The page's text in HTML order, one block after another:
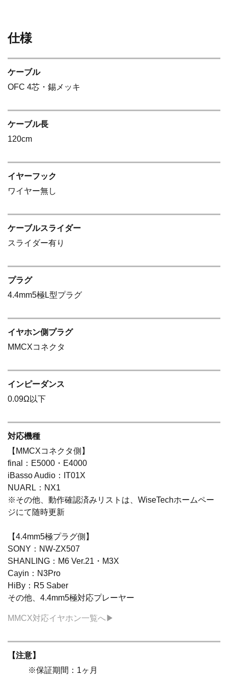
仕様
ケーブル
OFC 4芯・錫メッキ
ケーブル長
120cm
イヤーフック
ワイヤー無し
ケーブルスライダー
スライダー有り
プラグ
4.4mm5極L型プラグ
イヤホン側プラグ
MMCXコネクタ
インピーダンス
0.09Ω以下
対応機種
【MMCXコネクタ側】
final：E5000・E4000
iBasso Audio：IT01X
NUARL：NX1
※その他、動作確認済みリストは、WiseTechホームペー
ジにて随時更新
【4.4mm5極プラグ側】
SONY：NW-ZX507
SHANLING：M6 Ver.21・M3X
Cayin：N3Pro
HiBy：R5 Saber
その他、4.4mm5極対応プレーヤー
MMCX対応イヤホン一覧へ▶
【注意】
※保証期間：1ヶ月